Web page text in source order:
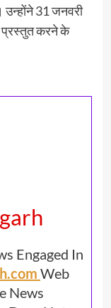
उन्होंने 31 जनवरी
प्रस्तुत करने के
Engaged In
Web
News